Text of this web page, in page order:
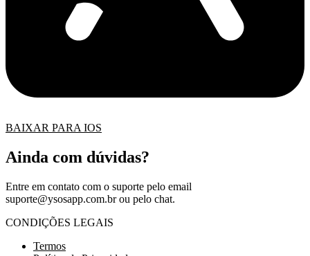
BAIXAR PARA IOS
Ainda com dúvidas?
Entre em contato com o suporte pelo email
suporte@ysosapp.com.brou pelo chat.
CONDIÇÕES LEGAIS
Termos